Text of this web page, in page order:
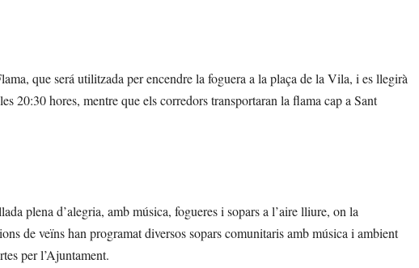
que será utilitzada per encendre la foguera a la plaça de la Vila, i es llegirà
20:30 hores, mentre que els corredors transportaran la flama cap a Sant
plena d’alegria, amb música, fogueres i sopars a l’aire lliure, on la
de veïns han programat diversos sopars comunitaris amb música i ambient
per l’Ajuntament.